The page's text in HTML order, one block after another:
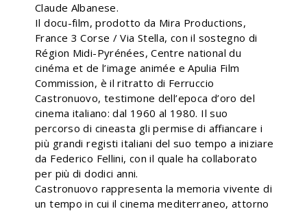
Claude Albanese.
Il docu-film, prodotto da Mira Productions,
France 3 Corse / Via Stella, con il sostegno di
Région Midi-Pyrénées, Centre national du
cinéma et de l’image animée e Apulia Film
Commission, è il ritratto di Ferruccio
Castronuovo, testimone dell’epoca d’oro del
cinema italiano: dal 1960 al 1980. Il suo
percorso di cineasta gli permise di affiancare i
più grandi registi italiani del suo tempo a iniziare
da Federico Fellini, con il quale ha collaborato
per più di dodici anni.
Castronuovo rappresenta la memoria vivente di
un tempo in cui il cinema mediterraneo, attorno